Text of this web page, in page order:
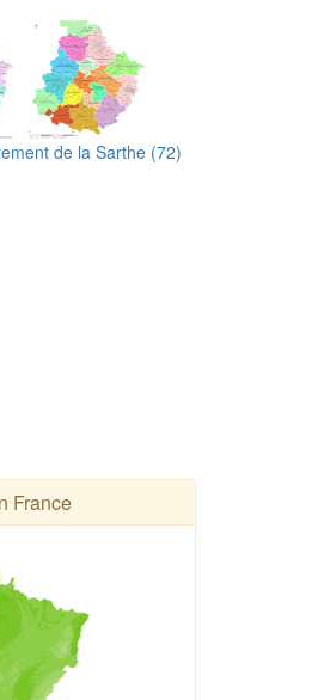
de la Sarthe (72)
France